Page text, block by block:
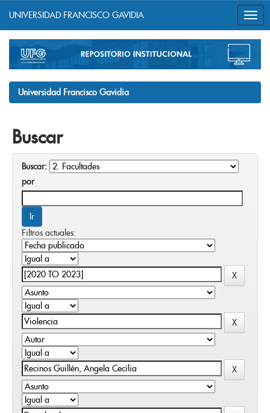
navigation
UNIVERSIDAD FRANCISCO GAVIDIA
Universidad Francisco Gavidia
Buscar
Buscar:
por
Filtros actuales: